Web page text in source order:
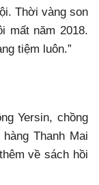
Thời vàng son
mất năm 2018.
tiệm luôn.”
Yersin, chồng
Thanh Mai
về sách hồi